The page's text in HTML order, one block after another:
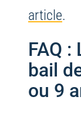
article.
FAQ
bail
ou 9